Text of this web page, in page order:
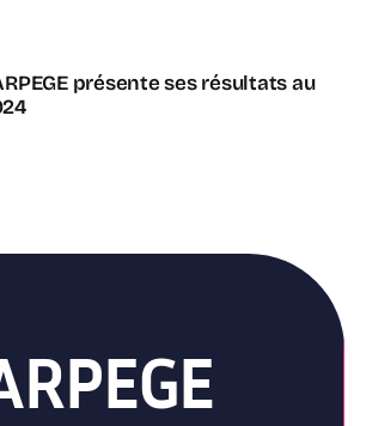
présente ses résultats au